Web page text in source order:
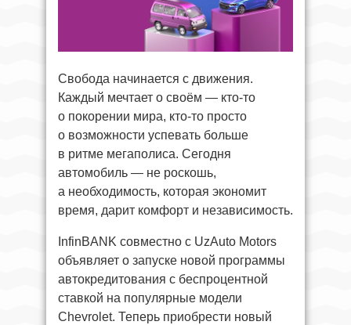
Свобода начинается с движения.
Каждый мечтает о своём — кто-то
о покорении мира, кто-то просто
о возможности успевать больше
в ритме мегаполиса. Сегодня
автомобиль — не роскошь,
а необходимость, которая экономит
время, дарит комфорт и независимость.
InfinBANK совместно с UzAuto Motors
объявляет о запуске новой программы
автокредитования с беспроцентной
ставкой на популярные модели
Chevrolet. Теперь приобрести новый